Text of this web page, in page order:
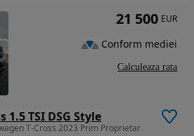
1.5 TSI DSG Style
T-Cross 2023 Prim Proprietar
21 500 EUR
Conform mediei
Calculeaza rata